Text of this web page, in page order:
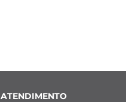
ATENDIMENTO